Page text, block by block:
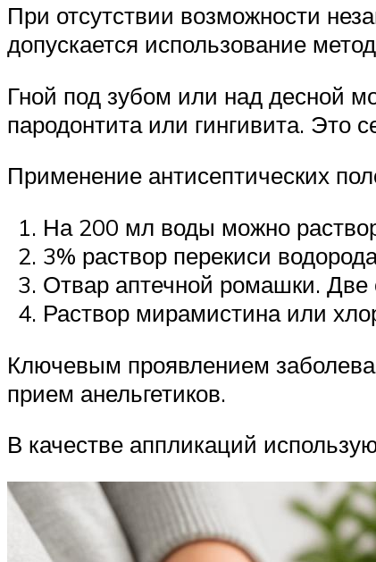
При отсутствии возможности
допускается использование
Гной под зубом или над десной
пародонтита или гингивита. Это
Применение антисептических
На 200 мл воды можно
3% раствор перекиси
Отвар аптечной ромашки. Две
Раствор мирамистина или
Ключевым проявлением
прием анельгетиков.
В качестве аппликаций